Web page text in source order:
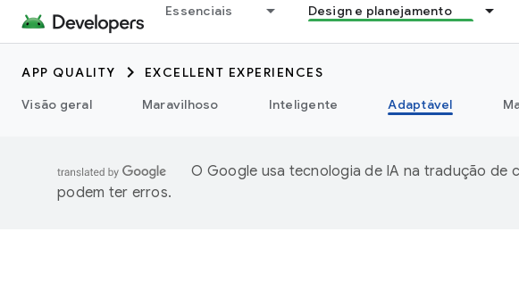
Essenciais Design e planejamento
APP QUALITY
EXCELLENT EXPERIENCES
Visão geral
Maravilhoso Inteligente Adaptável
O Google usa tecnologia de IA na tradução de
podem ter erros.